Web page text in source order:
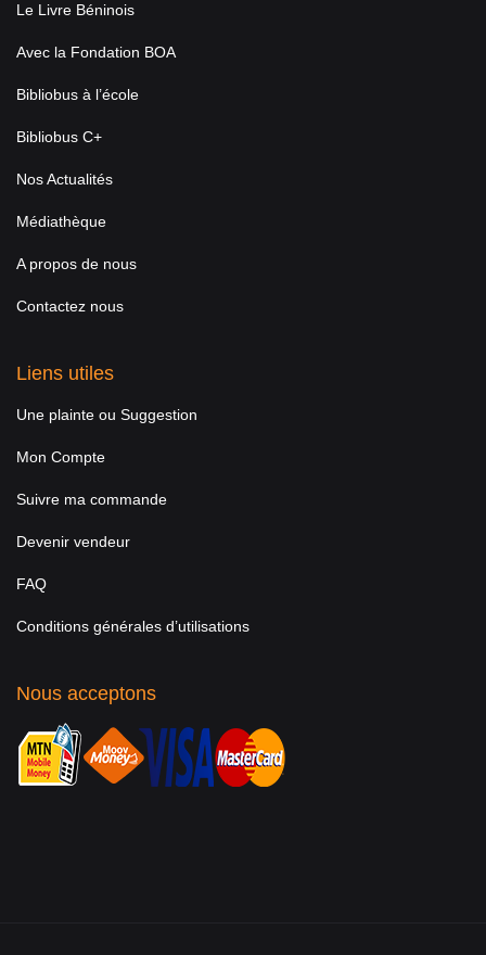
Le Livre Béninois
Avec la Fondation BOA
Bibliobus à l’école
Bibliobus C+
Nos Actualités
Médiathèque
A propos de nous
Contactez nous
Liens utiles
Une plainte ou Suggestion
Mon Compte
Suivre ma commande
Devenir vendeur
FAQ
Conditions générales d’utilisations
Nous acceptons